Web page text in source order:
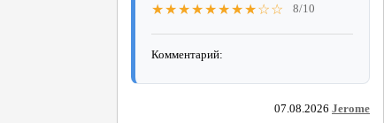
★★★★★★★★☆☆ 8/10
Комментарий:
07.08.2026 Jerome